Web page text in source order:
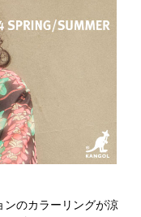
ンのカラーリングが涼